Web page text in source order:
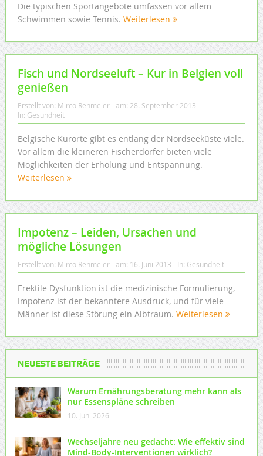
Die typischen Sportangebote umfassen vor allem
Schwimmen sowie Tennis. Weiterlesen
Fisch und Nordseeluft – Kur in Belgien voll
genießen
Erstellt von: Mirco Rehmeier am: 28. September 2013
In: Gesundheit
Belgische Kurorte gibt es entlang der Nordseeküste viele.
Vor allem die kleineren Fischerdörfer bieten viele
Möglichkeiten der Erholung und Entspannung.
Weiterlesen
Impotenz – Leiden, Ursachen und
mögliche Lösungen
Erstellt von: Mirco Rehmeier am: 16. Juni 2013 In: Gesundheit
Erektile Dysfunktion ist die medizinische Formulierung,
Impotenz ist der bekanntere Ausdruck, und für viele
Männer ist diese Störung ein Albtraum. Weiterlesen
NEUESTE BEITRÄGE
Warum Ernährungsberatung mehr kann als
nur Essenspläne schreiben
10. Juni 2026
Wechseljahre neu gedacht: Wie effektiv sind
Mind-Body-Interventionen wirklich?